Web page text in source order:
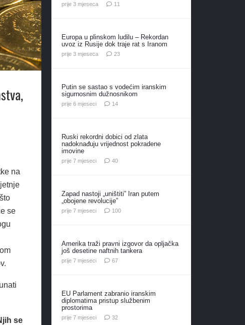
na
se
se
prije 3 mjeseca 11
Europa u plinskom ludilu – Rekordan
uvoz iz Rusije dok traje rat s Iranom
prije 3 mjeseca 23komentara
Putin se sastao s vodećim iranskim
sigurnosnim dužnosnikom
prije 6 mjeseci 14komentara
Ruski rekordni dobici od zlata
nadoknađuju vrijednost pokradene
imovine
prije 7 mjeseci 40komentara
Zapad nastoji „uništiti” Iran putem
„obojene revolucije”
prije 7 mjeseci 100komentara
Amerika traži pravni izgovor da opljačka
još desetine naftnih tankera
prije 7 mjeseci 67komentara
EU Parlament zabranio iranskim
diplomatima pristup službenim
prostorima
prije 7 mjeseci 32komentara